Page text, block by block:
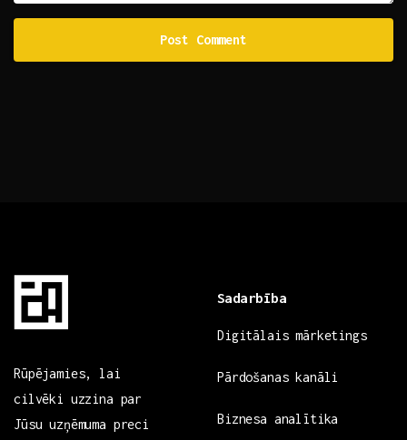
Rūpējamies, lai
cilvēki uzzina par
Jūsu uzņēmuma preci
Sadarbība
Digitālais mārketings
Pārdošanas kanāli
Biznesa analītika